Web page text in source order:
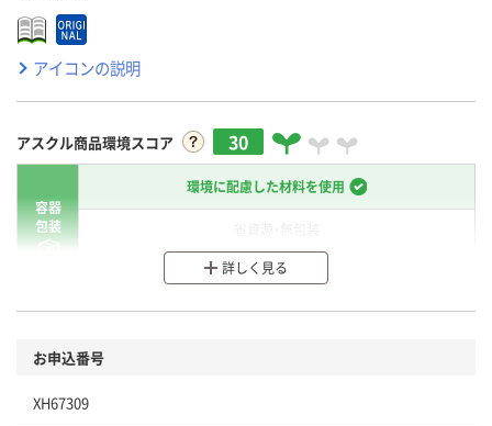
アイコンの説明
アスクル商品環境スコア 30
容器
包装
環境に配慮した材料を使用
分別・リサイクルしやすい設計
商品
本体
詳しく見る
お申込番号
XH67309